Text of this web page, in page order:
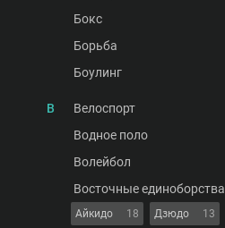
Бокс
Борьба
Боулинг
В Велоспорт
Водное поло
Волейбол
Восточные единоборства
Айкидо 18 Дзюдо 13